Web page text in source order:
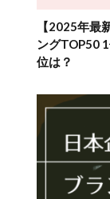
【2025年最
ングTOP50
位は？